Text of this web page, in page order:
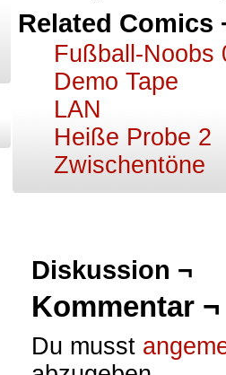
Related Comics
Fußball-Noobs
Demo Tape
LAN
Heiße Probe 2
Zwischentöne
Diskussion ¬
Kommentar ¬
Du musst